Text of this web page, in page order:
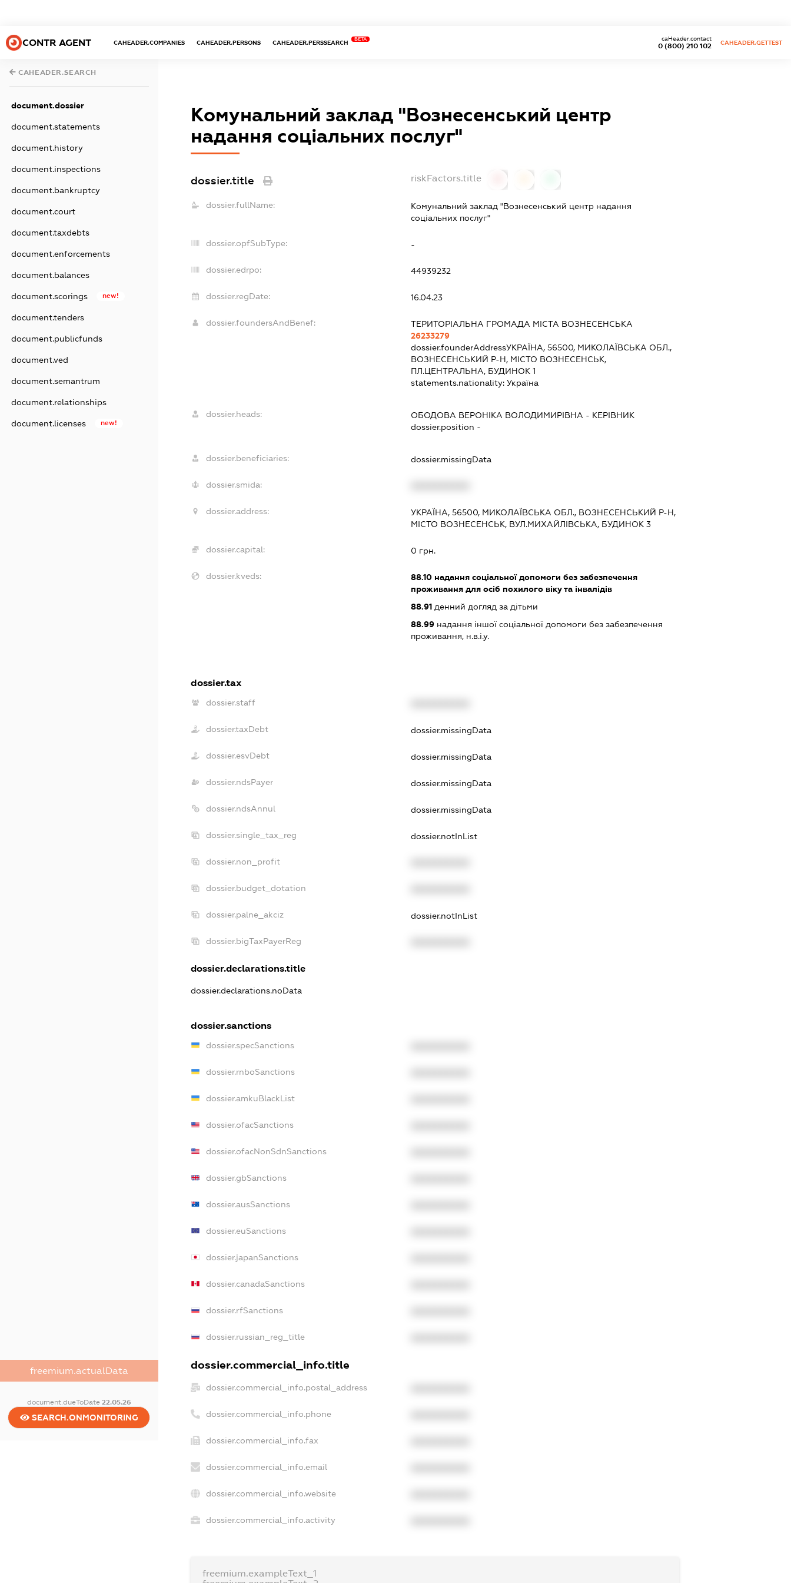
CONTR AGENT CAHEADER.COMPANIES CAHEADER.PERSONS CAHEADER.PERSSEARCH
BETA
0 (800) 210 102
caHeader.contact
CAHEADER.GETTEST
CAHEADER.SEARCH
document.dossier
document.statements
document.history
document.inspections
document.bankruptcy
document.court
document.taxdebts
document.enforcements
document.balances
document.scorings new!
document.tenders
document.publicfunds
document.ved
document.semantrum
document.relationships
document.licenses new!
freemium.actualData
document.dueToDate 22.05.26
SEARCH.ONMONITORING
Комунальний заклад "Вознесенський центр
надання соціальних послуг"
dossier.title riskFactors.title
dossier.fullName:
Комунальний заклад "Вознесенський центр надання
соціальних послуг"
dossier.opfSubType: -
dossier.edrpo: 44939232
dossier.regDate: 16.04.23
dossier.foundersAndBenef:
ТЕРИТОРІАЛЬНА ГРОМАДА МІСТА ВОЗНЕСЕНСЬКА
26233279
dossier.founderAddressУКРАЇНА, 56500, МИКОЛАЇВСЬКА ОБЛ.,
ВОЗНЕСЕНСЬКИЙ Р-Н, МІСТО ВОЗНЕСЕНСЬК,
ПЛ.ЦЕНТРАЛЬНА, БУДИНОК 1
statements.nationality: Україна
dossier.heads: ОБОДОВА ВЕРОНІКА ВОЛОДИМИРІВНА - КЕРІВНИК
dossier.position -
dossier.beneficiaries: dossier.missingData
dossier.smida:
dossier.address:
УКРАЇНА, 56500, МИКОЛАЇВСЬКА ОБЛ., ВОЗНЕСЕНСЬКИЙ Р-Н,
МІСТО ВОЗНЕСЕНСЬК, ВУЛ.МИХАЙЛІВСЬКА, БУДИНОК 3
dossier.capital: 0 грн.
dossier.kveds: 88.10надання соціальної допомоги без забезпечення
проживання для осіб похилого віку та інвалідів
88.91денний догляд за дітьми
88.99надання іншої соціальної допомоги без забезпечення
проживання, н.в.і.у.
dossier.tax
dossier.staff
dossier.taxDebt dossier.missingData
dossier.esvDebt dossier.missingData
dossier.ndsPayer dossier.missingData
dossier.ndsAnnul dossier.missingData
dossier.single_tax_reg dossier.notInList
dossier.non_profit
dossier.budget_dotation
dossier.palne_akciz dossier.notInList
dossier.bigTaxPayerReg
dossier.declarations.title
dossier.declarations.noData
dossier.sanctions
dossier.specSanctions
dossier.rnboSanctions
dossier.amkuBlackList
dossier.ofacSanctions
dossier.ofacNonSdnSanctions
dossier.gbSanctions
dossier.ausSanctions
dossier.euSanctions
dossier.japanSanctions
dossier.canadaSanctions
dossier.rfSanctions
dossier.russian_reg_title
dossier.commercial_info.title
dossier.commercial_info.postal_address
dossier.commercial_info.phone
dossier.commercial_info.fax
dossier.commercial_info.email
dossier.commercial_info.website
dossier.commercial_info.activity
freemium.exampleText_1